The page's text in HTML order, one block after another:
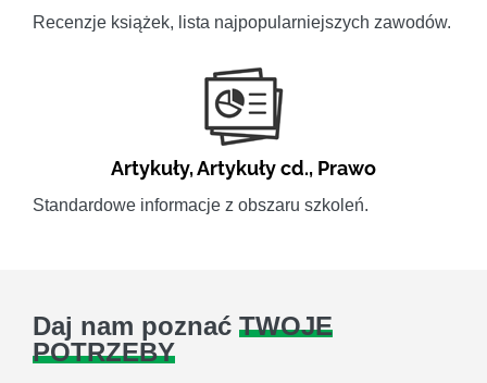
Recenzje książek, lista najpopularniejszych zawodów.
Artykuły,Artykuły cd., Prawo
Standardowe informacje z obszaru szkoleń.
Daj nam poznać TWOJE
POTRZEBY